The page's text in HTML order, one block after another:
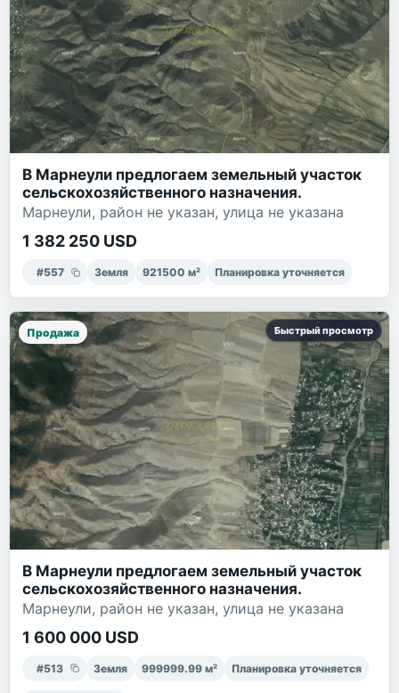
В Марнеули предлогаем земельный участок
сельскохозяйственного назначения.
Марнеули, район не указан, улица не указана
1 382 250 USD
#557 Земля 921500 м² Планировка уточняется
Продажа Быстрый просмотр
В Марнеули предлогаем земельный участок
сельскохозяйственного назначения.
Марнеули, район не указан, улица не указана
1 600 000 USD
#513 Земля 999999.99 м² Планировка уточняется